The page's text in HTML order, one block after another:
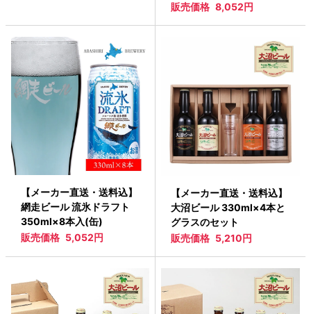
販売価格 8,052円
【メーカー直送・送料込】
網走ビール 流氷ドラフト
350ml×8本入(缶)
販売価格 5,052円
【メーカー直送・送料込】
大沼ビール 330ml×4本と
グラスのセット
販売価格 5,210円